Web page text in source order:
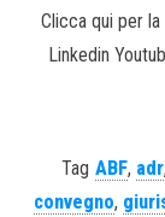
Clicca qui per
Linkedin
Tag ABF, adr,
convegno,